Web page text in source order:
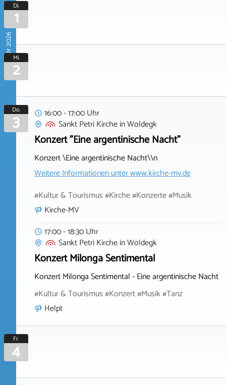
September 2026
Di.
1
Mi.
2
Do.
3
16:00 - 17:00 Uhr
Sankt Petri KircheinWoldegk
Konzert "Eine argentinische Nacht"
Konzert \Eine argentinische Nacht\\n
Weitere Informationen unterwww.kirche-mv.de
#Kultur & Tourismus #Kirche #Konzerte #Musik
Kirche-MV
17:00 - 18:30 Uhr
Sankt Petri KircheinWoldegk
Konzert Milonga Sentimental
Konzert Milonga Sentimental - Eine argentinische Nacht
#Kultur & Tourismus #Konzert #Musik #Tanz
Helpt
Fr.
4